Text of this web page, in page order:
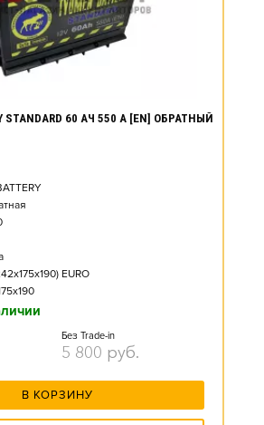
STANDARD 60 АЧ 550 А [EN] ОБРАТНЫЙ
EURO
Без Trade-in
5 800 руб.
В КОРЗИНУ